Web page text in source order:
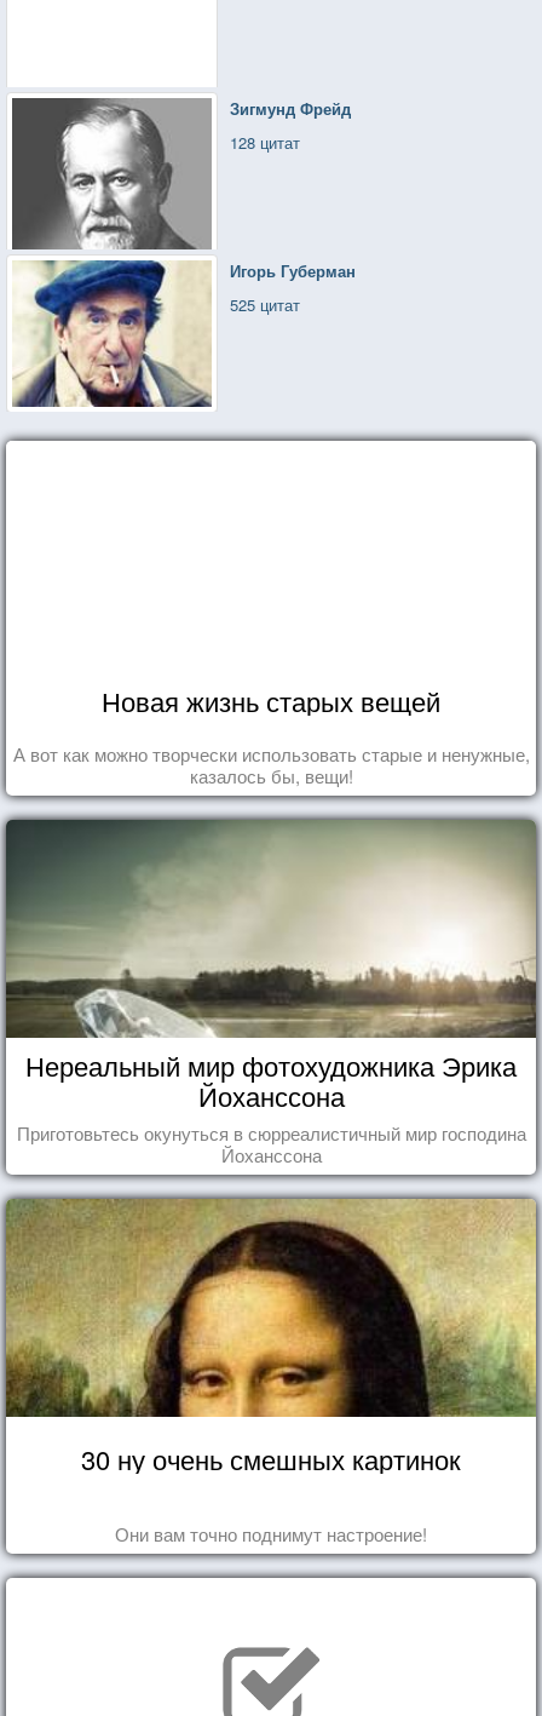
Зигмунд Фрейд
128 цитат
Игорь Губерман
525 цитат
Новая жизнь старых вещей
А вот как можно творчески использовать старые и ненужные,
казалось бы, вещи!
Нереальный мир фотохудожника Эрика
Йоханссона
Приготовьтесь окунуться в сюрреалистичный мир господина
Йоханссона
30 ну очень смешных картинок
Они вам точно поднимут настроение!